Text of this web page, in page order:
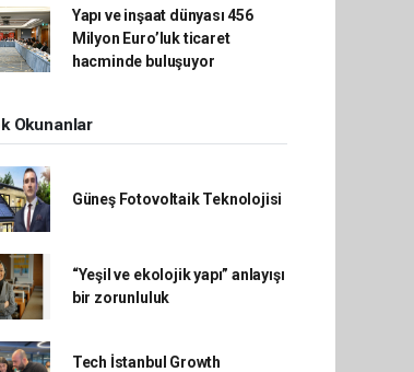
Yapı ve inşaat dünyası 456
Milyon Euro’luk ticaret
hacminde buluşuyor
Okunanlar
Güneş Fotovoltaik Teknolojisi
“Yeşil ve ekolojik yapı” anlayışı
bir zorunluluk
Tech İstanbul Growth